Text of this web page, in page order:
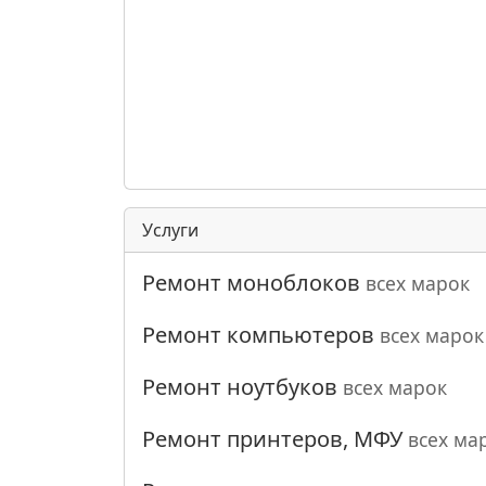
Услуги
Ремонт моноблоков всех марок
Ремонт компьютеров всех марок
Ремонт ноутбуков всех марок
Ремонт принтеров, МФУ всех